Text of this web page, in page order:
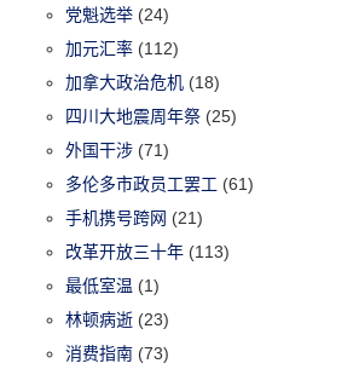
党魁选举 (24)
加元汇率 (112)
加拿大政治危机 (18)
四川大地震周年祭 (25)
外国干涉 (71)
多伦多市政员工罢工 (61)
手机携号跨网 (21)
改革开放三十年 (113)
最低室温 (1)
林顿病逝 (23)
消费指南 (73)